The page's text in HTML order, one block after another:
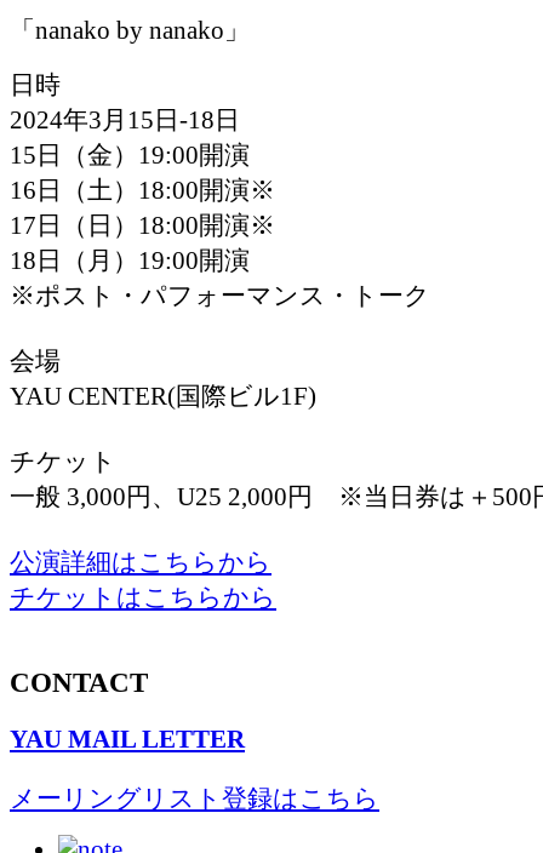
「nanako by nanako」
日時
2024年3月15日-18日
15日（金）19:00開演
16日（土）18:00開演※
17日（日）18:00開演※
18日（月）19:00開演
※ポスト・パフォーマンス・トーク
会場
YAU CENTER(国際ビル1F)
チケット
一般 3,000円、U25 2,000円 ※当日券は＋500
公演詳細はこちらから
チケットはこちらから
CONTACT
YAU MAIL LETTER
メーリングリスト登録はこちら